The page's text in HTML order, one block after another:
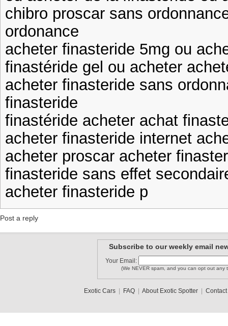
chibro proscar sans
ordonance
acheter finasteride 5mg ou
finastéride gel ou acheter
acheter finasteride sans
finasteride
finastéride acheter achat
acheter finasteride internet
acheter proscar acheter
finasteride sans effet
acheter finasteride p
Post a reply
Subscribe to our weekly email
Your Email:
(We NEVER spam, and you can opt out any
Exotic Cars| FAQ| About Exotic Spotter| Contact